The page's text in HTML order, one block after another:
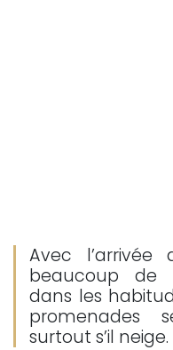
Avec
beaucoup de
dans les
promenades
surtout s’il neige.